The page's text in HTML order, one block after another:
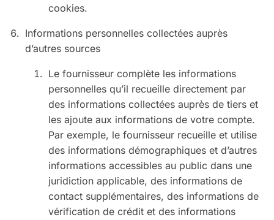
cookies.
Informations personnelles collectées auprès
d’autres sources
Le fournisseur complète les informations
personnelles qu’il recueille directement par
des informations collectées auprès de tiers et
les ajoute aux informations de votre compte.
Par exemple, le fournisseur recueille et utilise
des informations démographiques et d’autres
informations accessibles au public dans une
juridiction applicable, des informations de
contact supplémentaires, des informations de
vérification de crédit et des informations